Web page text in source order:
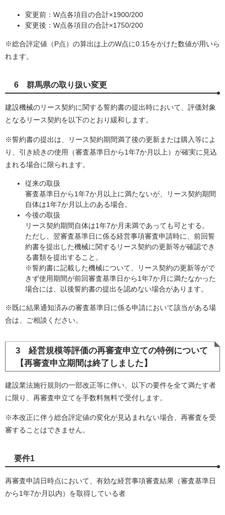
変更前：W点各項目の合計×1900/200
変更後：W点各項目の合計×1750/200
※総合評定値（P点）の算出は上のW点に0.15をかけた数値が用いら
れます。
6 群馬県の取り扱い変更
建設機械のリース契約に関する誓約書の提出時において、評価対象
となるリース契約を以下のとおり緩和します。
※誓約書の提出は、リース契約期間満了後の更新または購入等によ
り、引き続きの使用（審査基準日から1年7か月以上）が確実に見込
まれる場合に限られます。
従来の取扱
審査基準日から1年7か月以上に満たないが、リース契約期間
自体は1年7か月以上のある場合。
今後の取扱
リース契約期間自体は1年7か月未満であっても可とする。
ただし、翌審査基準日に係る経営事項審査申請時に、前回誓
約書を提出した機械に関するリース契約の更新等が確認でき
る書類を提出すること。
※誓約書に記載した機械について、リース契約の更新等がで
きず使用期間が前回審査基準日から1年7か月に満たなかった
場合には、以後誓約書の提出を認めない場合があります。
※既に結果通知済みの審査基準日に係る申請において該当がある場
合は、ご相談ください。
3 経営規模等評価の再審査申立ての特例について
【再審査申立期間は終了しました】
建設業法施行規則の一部改正等に伴い、以下の要件を全て満たす者
に限り、再審査申立てを手数料無料で受付します。
※本改正に伴う総合評定値の変化が見込まれない場合、再審査を受
審することはできません。
要件1
再審査申請日時点において、有効な経営事項審査結果（審査基準日
から1年7か月以内）を取得している者